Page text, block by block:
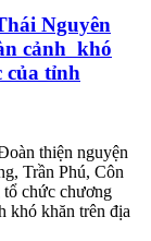
Nguyên
cảnh khó
của tỉnh
thiện nguyện
Trần Phú, Côn
chức chương
khó khăn trên địa